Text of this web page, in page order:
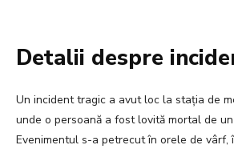
Detalii despre
Un incident tragic a avut loc la stația de
unde o persoană a fost lovită mortal de
Evenimentul s-a petrecut în orele de vârf,